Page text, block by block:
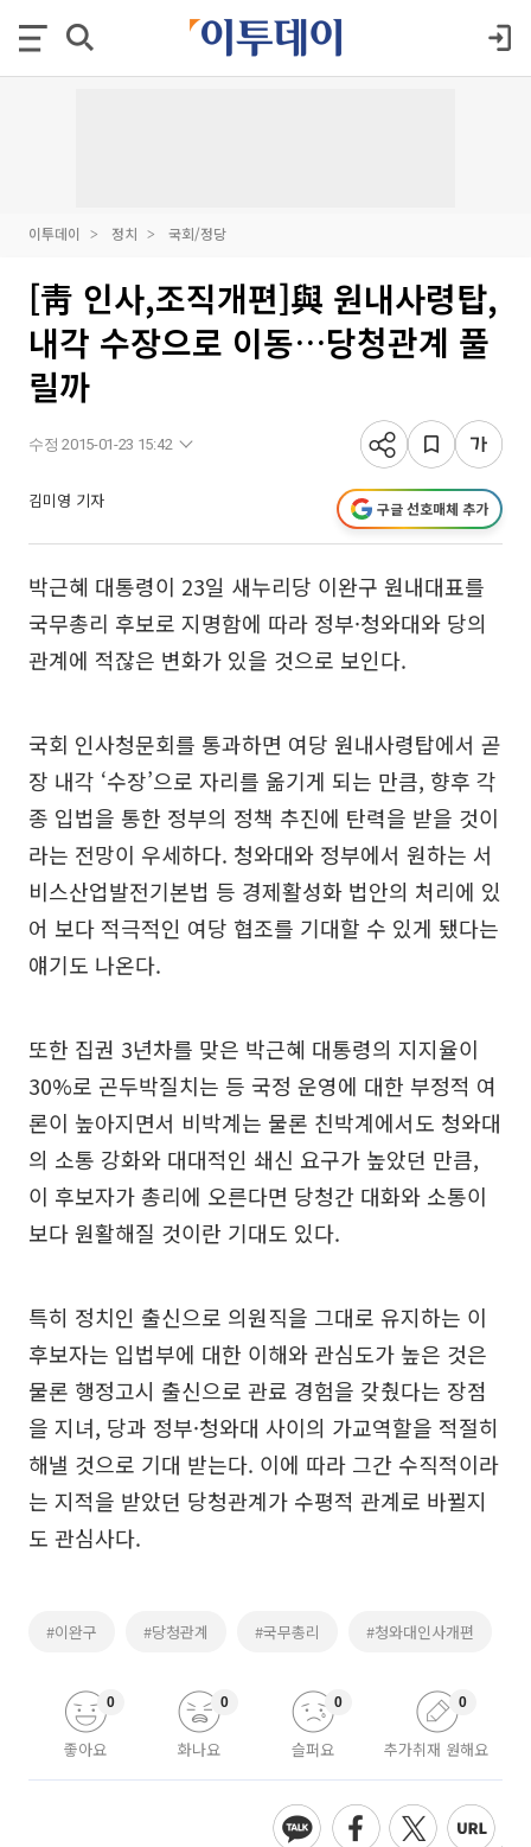
이투데이 정치 국회/정당
[靑 인사,조직개편]與 원내사령탑,
내각 수장으로 이동…당청관계 풀
릴까
수정 2015-01-23 15:42
김미영 기자 구글 선호매체 추가
박근혜 대통령이 23일 새누리당 이완구 원내대표를
국무총리 후보로 지명함에 따라 정부·청와대와 당의
관계에 적잖은 변화가 있을 것으로 보인다.
국회 인사청문회를 통과하면 여당 원내사령탑에서 곧
장 내각 ‘수장’으로 자리를 옮기게 되는 만큼, 향후 각
종 입법을 통한 정부의 정책 추진에 탄력을 받을 것이
라는 전망이 우세하다. 청와대와 정부에서 원하는 서
비스산업발전기본법 등 경제활성화 법안의 처리에 있
어 보다 적극적인 여당 협조를 기대할 수 있게 됐다는
얘기도 나온다.
또한 집권 3년차를 맞은 박근혜 대통령의 지지율이
30%로 곤두박질치는 등 국정 운영에 대한 부정적 여
론이 높아지면서 비박계는 물론 친박계에서도 청와대
의 소통 강화와 대대적인 쇄신 요구가 높았던 만큼,
이 후보자가 총리에 오른다면 당청간 대화와 소통이
보다 원활해질 것이란 기대도 있다.
특히 정치인 출신으로 의원직을 그대로 유지하는 이
후보자는 입법부에 대한 이해와 관심도가 높은 것은
물론 행정고시 출신으로 관료 경험을 갖췄다는 장점
을 지녀, 당과 정부·청와대 사이의 가교역할을 적절히
해낼 것으로 기대 받는다. 이에 따라 그간 수직적이라
는 지적을 받았던 당청관계가 수평적 관계로 바뀔지
도 관심사다.
#이완구 #당청관계 #국무총리 #청와대인사개편
좋아요
0
화나요
0
슬퍼요
0
추가취재 원해요
0